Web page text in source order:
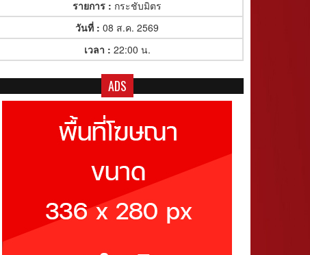
รายการ : กระชับมิตร
วันที่ : 08 ส.ค. 2569
เวลา : 22:00 น.
ADS